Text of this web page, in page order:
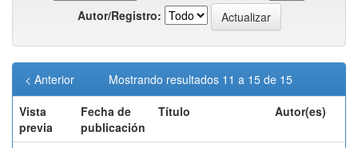
Autor/Registro:
Mostrando resultados 11 a 15 de 15
< Anterior
Vista
previa
Fecha de
publicación
Título Autor(es)